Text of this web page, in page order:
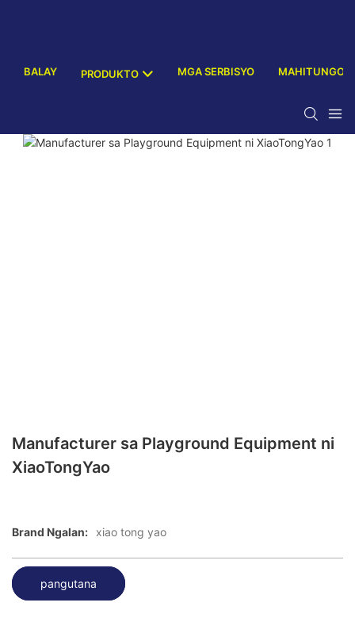
BALAY PRODUKTO MGA SERBISYO MAHITUNGOD
Manufacturer sa Playground Equipment ni
XiaoTongYao
Brand Ngalan: xiao tong yao
pangutana